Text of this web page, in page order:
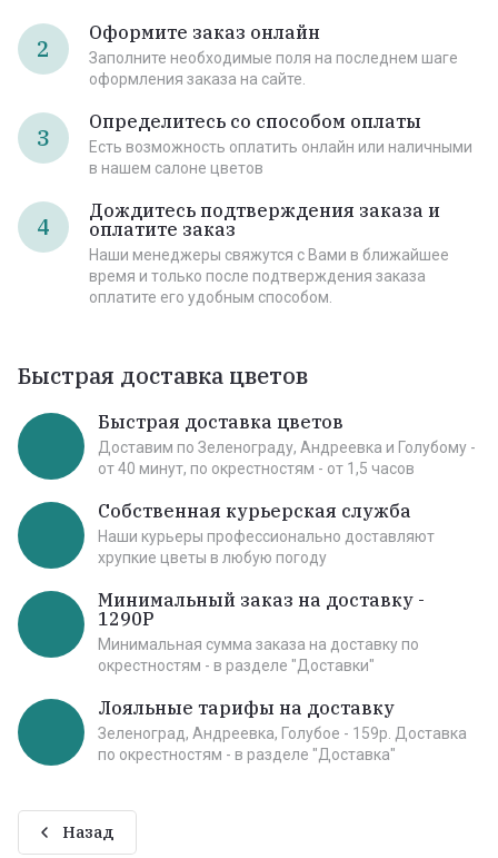
2
Оформите заказ онлайн
Заполните необходимые поля на последнем шаге
оформления заказа на сайте.
3
Определитесь со способом оплаты
Есть возможность оплатить онлайн или наличными
в нашем салоне цветов
4
Дождитесь подтверждения заказа и
оплатите заказ
Наши менеджеры свяжутся с Вами в ближайшее
время и только после подтверждения заказа
оплатите его удобным способом.
Быстрая доставка цветов
Быстрая доставка цветов
Доставим по Зеленограду, Андреевка и Голубому -
от 40 минут, по окрестностям - от 1,5 часов
Собственная курьерская служба
Наши курьеры профессионально доставляют
хрупкие цветы в любую погоду
Минимальный заказ на доставку -
1290Р
Минимальная сумма заказа на доставку по
окрестностям - в разделе "Доставки"
Лояльные тарифы на доставку
Зеленоград, Андреевка, Голубое - 159р. Доставка
по окрестностям - в разделе "Доставка"
Назад